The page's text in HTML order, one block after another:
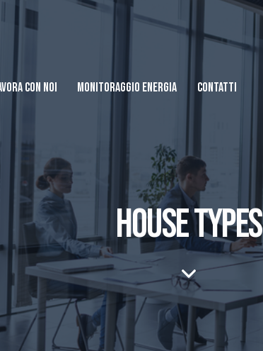
CON NOI MONITORAGGIO ENERGIA CONTATTI
HOUSE TYPES